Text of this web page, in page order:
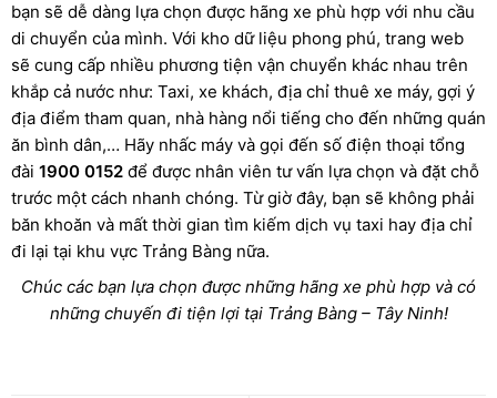
bạn sẽ dễ dàng lựa chọn được hãng xe phù hợp với nhu cầu
di chuyển của mình. Với kho dữ liệu phong phú, trang web
sẽ cung cấp nhiều phương tiện vận chuyển khác nhau trên
khắp cả nước như: Taxi, xe khách, địa chỉ thuê xe máy, gợi ý
địa điểm tham quan, nhà hàng nổi tiếng cho đến những quán
ăn bình dân,… Hãy nhấc máy và gọi đến số điện thoại tổng
đài 1900 0152 để được nhân viên tư vấn lựa chọn và đặt chỗ
trước một cách nhanh chóng. Từ giờ đây, bạn sẽ không phải
băn khoăn và mất thời gian tìm kiếm dịch vụ taxi hay địa chỉ
đi lại tại khu vực Trảng Bàng nữa.
Chúc các bạn lựa chọn được những hãng xe phù hợp và có
những chuyến đi tiện lợi tại Trảng Bàng – Tây Ninh!